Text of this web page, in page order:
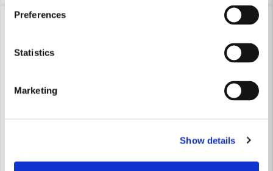
Preferences
Statistics
Marketing
Show details
-13%